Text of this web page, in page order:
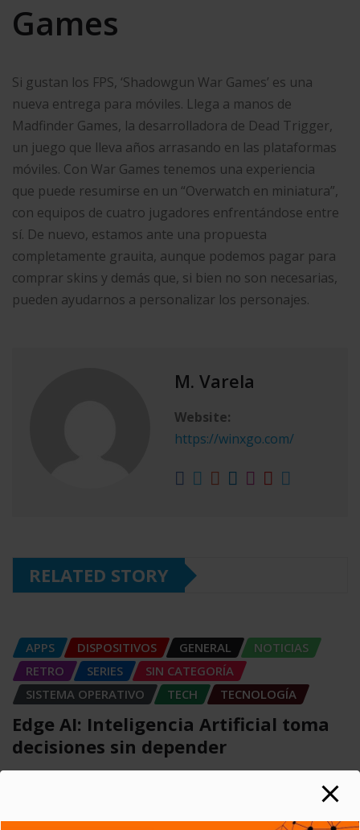
Games
Si gustan los FPS, ‘Shadowgun War Games’ es una
nueva entrega para móviles. Llega a manos de
Madfinder Games, la desarrolladora de Dead Trigger,
un juego que lleva años arrasando en las plataformas
móviles. Con War Games tenemos una experiencia
que puede resumirse en un “Overwatch en miniatura”,
con equipos de cuatro jugadores enfrentándose entre
sí. De nuevo, estamos ante una propuesta
completamente grauita, aunque podemos pagar para
comprar skins y demás que, si bien no son necesarias,
pueden ayudarnos a personalizar los personajes.
M. Varela
Website:
https://winxgo.com/
RELATED STORY
APPS DISPOSITIVOS GENERAL
NOTICIAS
RETRO
SERIES
SIN CATEGORÍA
SISTEMA OPERATIVO
TECH TECNOLOGÍA
Edge AI: Inteligencia Artificial toma
decisiones sin depender